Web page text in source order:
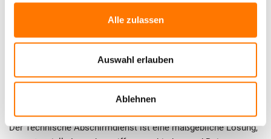
Alle zulassen
Auswahl erlauben
Ablehnen
verwendet werden, um Lauschangriffe durchzuführen, und
gleichzeitig Strategien entwickeln, um Dich effektiv zu
schützen. Denn nur wer informiert ist, kann proaktiv handeln
3. Lauschabwehr durch Technischen
Abschirmdienst: Was ist das?
Der Technische Abschirmdienst ist eine maßgebliche Lösung,